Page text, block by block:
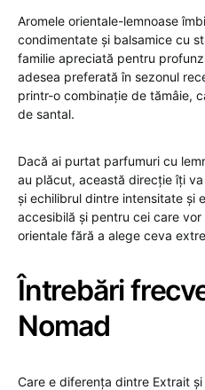
Aromele orientale-lemnoase
condimentate și balsamice cu
familie apreciată pentru
adesea preferată în sezonul
printr-o combinație de tămâie,
de santal.
Dacă ai purtat parfumuri cu
au plăcut, această direcție îți
și echilibrul dintre intensitate și
accesibilă și pentru cei care
orientale fără a alege ceva
Întrebări
Nomad
Care e diferența dintre Extrait